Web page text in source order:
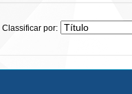
Classificar por: